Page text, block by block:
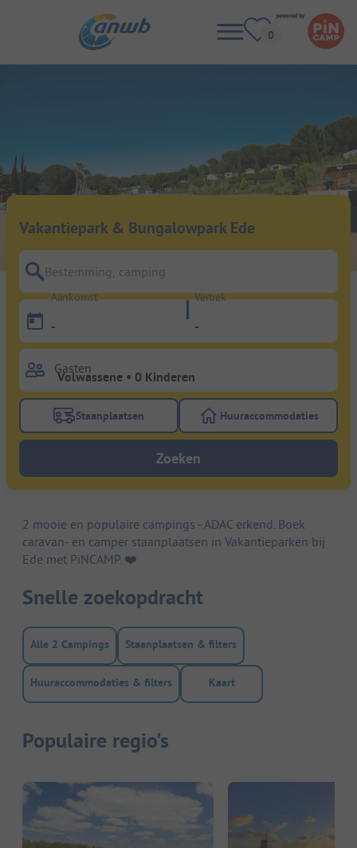
Vakantiepark & Bungalowpark Ede
Bestemming, camping
Aankomst
-
Vertrek
-
Gasten
Gebruik de filterknop staanplaatsen om te zoeken
Staanplaatsen Gebruik de
Huuraccommodaties
Zoeken
2 mooie en populaire campings - ADAC erkend. Boek
caravan- en camper staanplaatsen in Vakantieparken bij
Ede met PiNCAMP. ❤️️
Snelle zoekopdracht
Alle 2 Campings Staanplaatsen & filters
Huuraccommodaties & filters Kaart
Populaire regio's